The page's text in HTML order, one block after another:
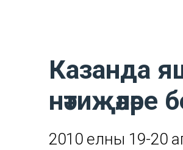
Казанда
2010 елның 19-20